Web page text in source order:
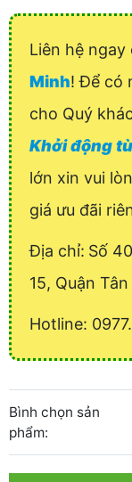
Liên hệ ngay
Minh! Để có
cho Quý
Khởi động
lớn xin vui
giá ưu đãi
Địa chỉ: Số
15, Quận
Hotline:
Bình chọn sản
phẩm: